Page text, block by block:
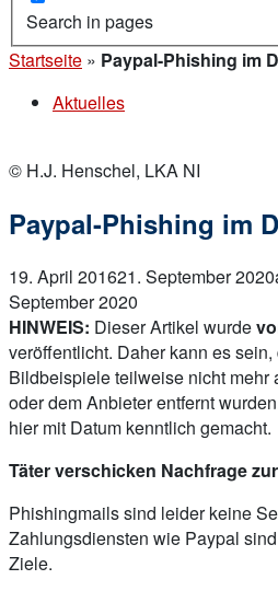
Search in pages
Startseite » Paypal-Phishing im
Aktuelles
© H.J. Henschel, LKA NI
Paypal-Phishing im
19. April 201621. September 2020
September 2020
HINWEIS: Dieser Artikel wurde
veröffentlicht. Daher kann es
Bildbeispiele teilweise nicht mehr
oder dem Anbieter entfernt
hier mit Datum kenntlich gemacht.
Täter verschicken Nachfrage
Phishingmails sind leider keine
Zahlungsdiensten wie Paypal
Ziele.